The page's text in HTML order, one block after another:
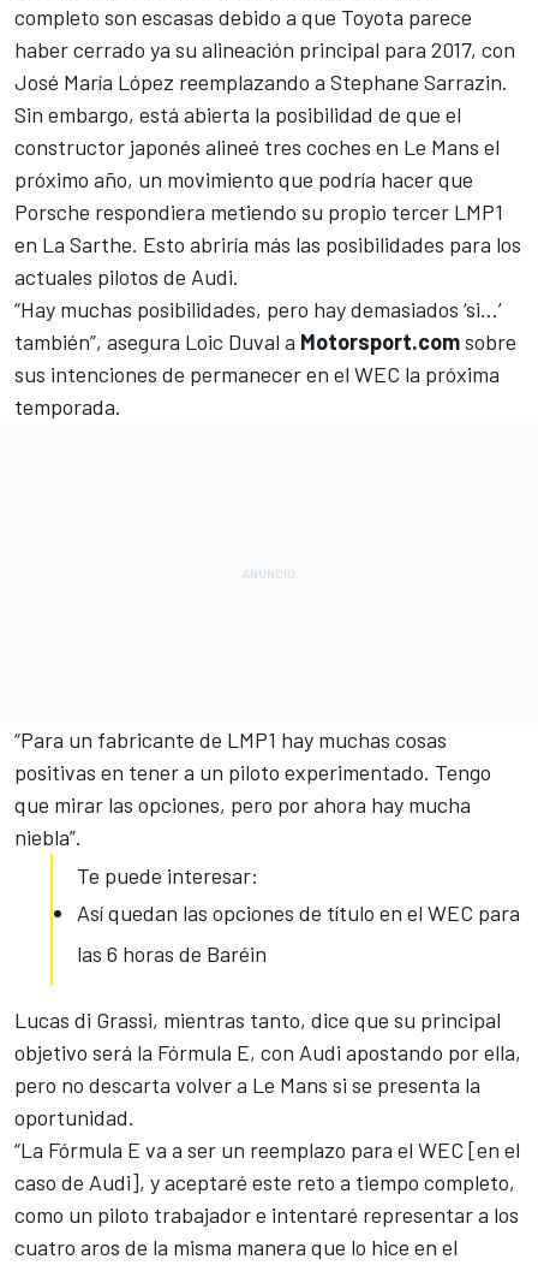
completo son escasas debido a que Toyota parece
haber cerrado ya su alineación principal para 2017, con
José María López reemplazando a Stephane Sarrazin.
Sin embargo, está abierta la posibilidad de que el
constructor japonés alineé tres coches en Le Mans el
próximo año, un movimiento que podría hacer que
Porsche respondiera metiendo su propio tercer LMP1
en La Sarthe. Esto abriría más las posibilidades para los
actuales pilotos de Audi.
“Hay muchas posibilidades, pero hay demasiados ‘si…’
también”, asegura Loic Duval a Motorsport.comsobre
sus intenciones de permanecer en el WEC la próxima
temporada.
“Para un fabricante de LMP1 hay muchas cosas
positivas en tener a un piloto experimentado. Tengo
que mirar las opciones, pero por ahora hay mucha
niebla”.
Te puede interesar:
Así quedan las opciones de título en el WEC para
las 6 horas de Baréin
Lucas di Grassi, mientras tanto, dice que su principal
objetivo será la Fórmula E, con Audi apostando por ella,
pero no descarta volver a Le Mans si se presenta la
oportunidad.
“La Fórmula E va a ser un reemplazo para el WEC [en el
caso de Audi], y aceptaré este reto a tiempo completo,
como un piloto trabajador e intentaré representar a los
cuatro aros de la misma manera que lo hice en el